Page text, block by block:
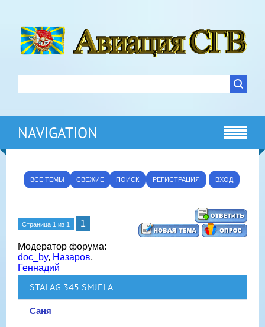
NAVIGATION
ВСЕ ТЕМЫ СВЕЖИЕ ПОИСК РЕГИСТРАЦИЯ ВХОД
Страница 1 из 1 1
Модератор форума:
doc_by, Назаров,
Геннадий
STALAG 345 SMJELA
Саня